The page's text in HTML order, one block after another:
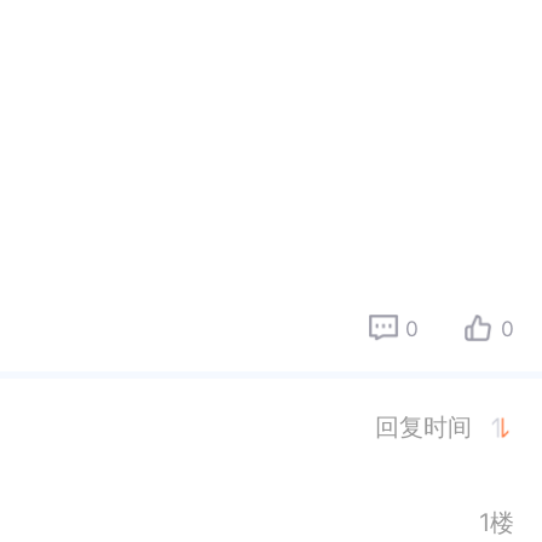
0 0
回复时间
1楼